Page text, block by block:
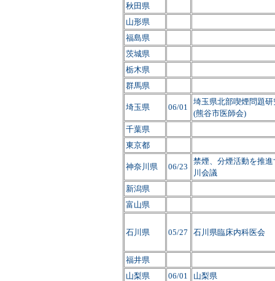
秋田県
山形県
福島県
茨城県
栃木県
群馬県
埼玉県 06/01
埼玉県北部喫煙問題研
(熊谷市医師会)
千葉県
東京都
神奈川県 06/23
禁煙、分煙活動を推
川会議
新潟県
富山県
石川県 05/27 石川県臨床内科医会
福井県
山梨県
06/01
山梨県